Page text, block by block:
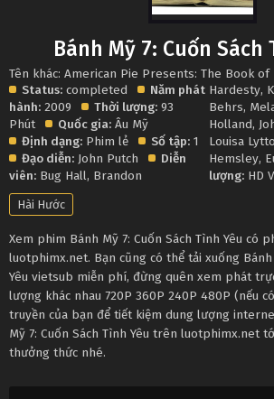
Bánh Mỹ 7: Cuốn Sách
Tên khác: American Pie Presents: The Book of
Status: completed
Năm phát
hành: 2009 Thời lượng: 93
Phút
Quốc gia: Âu Mỹ
Định dạng: Phim lẻ Số tập: 1
Đạo diễn: John Putch
Diễn
viên: Bug Hall, Brandon
Hardesty,
Behrs,
Holland,
Louisa
Hemsley,
lượng: HD
Hài Hước
Xem phim Bánh Mỹ 7: Cuốn Sách Tình Yêu có
luotphimx.net. Bạn cũng có thể tải xuống Bánh
Yêu vietsub miễn phí, đừng quên xem phát
lượng khác nhau 720P 360P 240P 480P (nếu
truyền của bạn để tiết kiệm dung lượng
Mỹ 7: Cuốn Sách Tình Yêu trên luotphimx.net
thưởng thức nhé.